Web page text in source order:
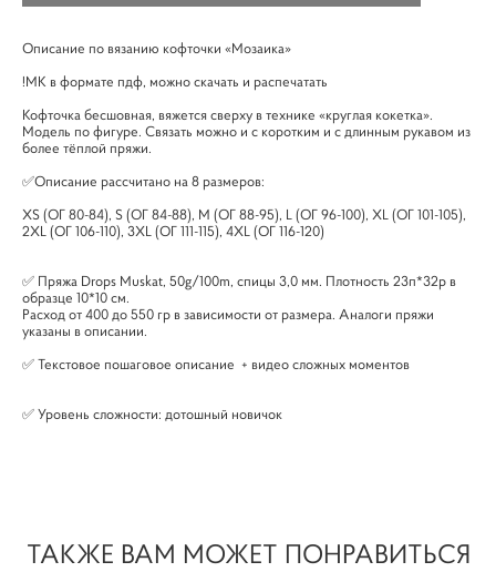
Описание по вязанию кофточки «Мозаика»
!МК в формате пдф, можно скачать и распечатать
Кофточка бесшовная, вяжется сверху в технике «круглая кокетка».
Модель по фигуре. Связать можно и с коротким и с длинным рукавом из
более тёплой пряжи.⠀
✅Описание рассчитано на 8 размеров:
XS (ОГ 80-84), S (ОГ 84-88), M (ОГ 88-95), L (ОГ 96-100), XL (ОГ 101-105),
2XL (ОГ 106-110), 3XL (ОГ 111-115), 4XL (ОГ 116-120)
✅ Пряжа Drops Muskat, 50g/100m, спицы 3,0 мм. Плотность 23п*32р в
образце 10*10 см.
Расход от 400 до 550 гр в зависимости от размера. Аналоги пряжи
указаны в описании.
✅ Текстовое пошаговое описание + видео сложных моментов
✅ Уровень сложности: дотошный новичок
ТАКЖЕ ВАМ МОЖЕТ ПОНРАВИТЬСЯ